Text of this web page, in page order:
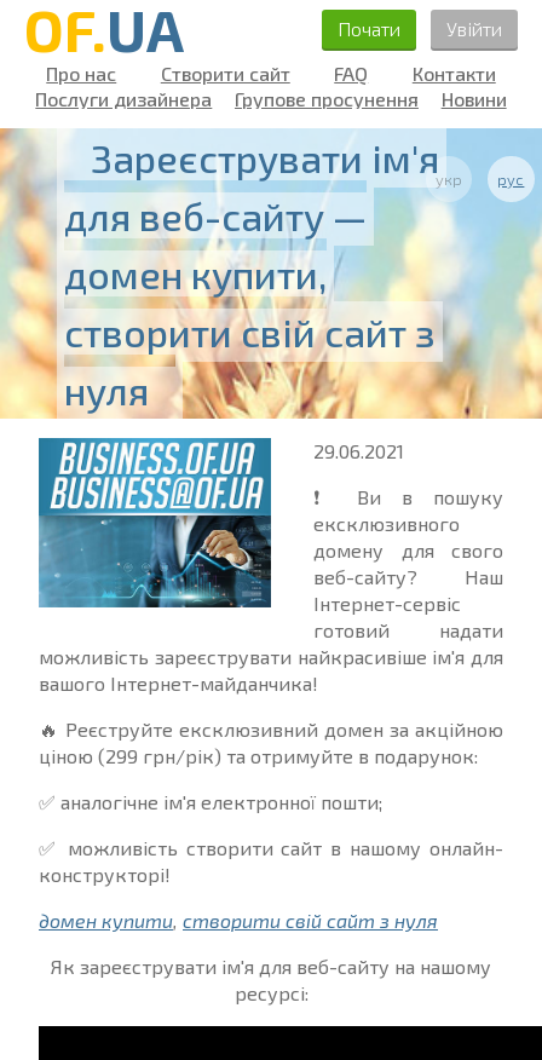
OF.UA
Про нас Створити сайт FAQ
Контакти
Послуги дизайнера
Групове просунення Новини
Почати Увійти
укр рус
Зареєструвати ім'я
для веб-сайту —
домен купити,
створити свій сайт з
нуля
29.06.2021
❗️ Ви в пошуку
ексклюзивного
домену для свого
веб-сайту? Наш
Інтернет-сервіс
готовий надати
можливість зареєструвати найкрасивіше ім'я для
вашого Інтернет-майданчика!
🔥 Реєструйте ексклюзивний домен за акційною
ціною (299 грн/рік) та отримуйте в подарунок:
✅ аналогічне ім'я електронної пошти;
✅ можливість створити сайт в нашому онлайн-
конструкторі!
домен купити, створити свій сайт з нуля
Як зареєструвати ім'я для веб-сайту на нашому
ресурсі: